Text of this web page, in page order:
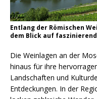
Entlang der Römischen
dem Blick auf
Die Weinlagen an der
hinaus für ihre
Landschaften und
Entdeckungen. In der